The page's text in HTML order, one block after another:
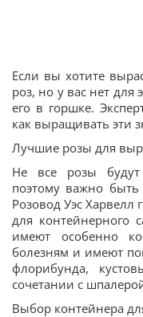
Если вы хотите
роз, но у вас нет для
его в горшке.
как выращивать эти
Лучшие розы для
Не все розы
поэтому важно
Розовод Уэс
для контейнерного
имеют особенно
болезням и имеют
флорибунда,
сочетании с
Выбор контейнера